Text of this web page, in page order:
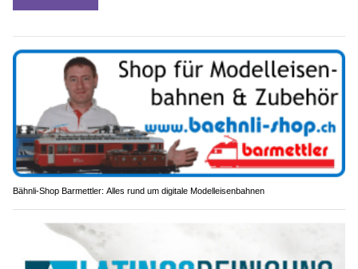
Bähnli-Shop Barmettler: Alles rund um digitale Modelleisenbahnen